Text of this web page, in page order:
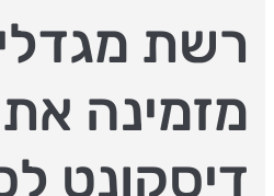
רשת
מזמינה
דיסקונט